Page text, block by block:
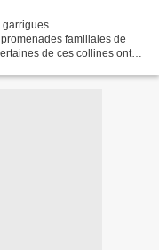
garrigues
familiales de
de ces collines ont